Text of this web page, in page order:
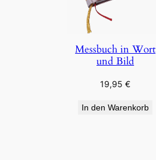
Messbuch in Wort
und Bild
19,95€
In den Warenkorb